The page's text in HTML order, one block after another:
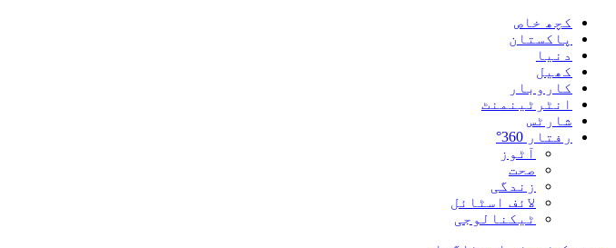
کچھ خاص
پاکستان
دنیا
کھیل
کاروبار
انٹرٹینمنٹ
شارٹس
رفتار 360°
آٹوز
صحت
زندگی
لائف اسٹائل
ٹیکنالوجی